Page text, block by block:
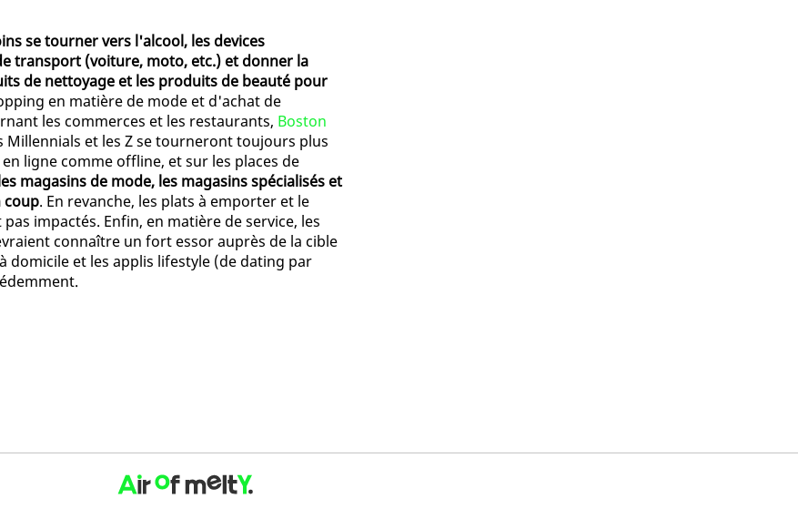
se tourner vers l'alcool, les devices
transport (voiture, moto, etc.) et donner la
de nettoyage et les produits de beauté pour
en matière de mode et d'achat de
les commerces et les restaurants, Boston
Millennials et les Z se tourneront toujours plus
ligne comme offline, et sur les places de
magasins de mode, les magasins spécialisés et
coup. En revanche, les plats à emporter et le
impactés. Enfin, en matière de service, les
connaître un fort essor auprès de la cible
domicile et les applis lifestyle (de dating par